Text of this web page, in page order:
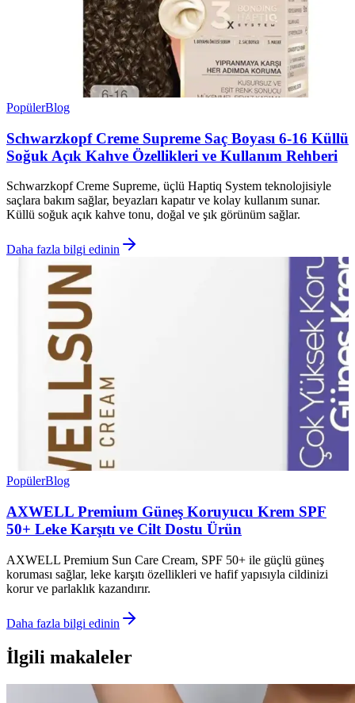
PopülerBlog
Schwarzkopf Creme Supreme Saç Boyası 6-16 Küllü
Soğuk Açık Kahve Özellikleri ve Kullanım Rehberi
Schwarzkopf Creme Supreme, üçlü Haptiq System teknolojisiyle
saçlara bakım sağlar, beyazları kapatır ve kolay kullanım sunar.
Küllü soğuk açık kahve tonu, doğal ve şık görünüm sağlar.
Daha fazla bilgi edinin
PopülerBlog
AXWELL Premium Güneş Koruyucu Krem SPF
50+ Leke Karşıtı ve Cilt Dostu Ürün
AXWELL Premium Sun Care Cream, SPF 50+ ile güçlü güneş
koruması sağlar, leke karşıtı özellikleri ve hafif yapısıyla cildinizi
korur ve parlaklık kazandırır.
Daha fazla bilgi edinin
İlgili makaleler